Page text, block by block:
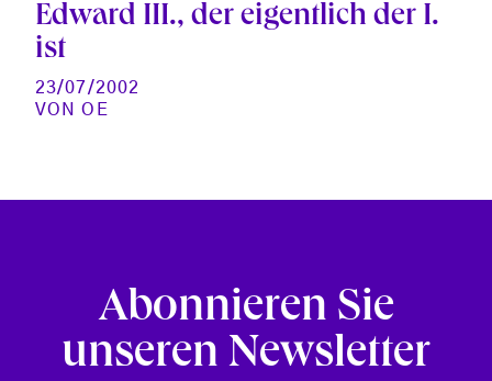
Edward III., der eigentlich der I.
ist
23/07/2002
VONOE
Abonnieren Sie
unseren Newsletter